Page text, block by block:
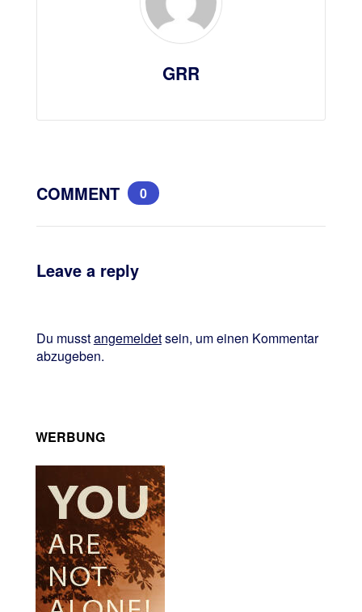
GRR
COMMENT 0
Leave a reply
Du musstangemeldetsein, um einen Kommentar
abzugeben.
WERBUNG